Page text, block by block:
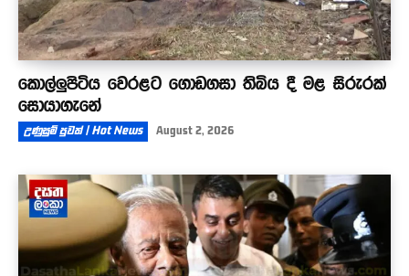
කොල්ලුපිටිය වෙරළට ගොඩගසා තිබිය දී මළ සිරුරක්
සොයාගැනේ
උණුසුම් පුවත් | Hot News August 2, 2026